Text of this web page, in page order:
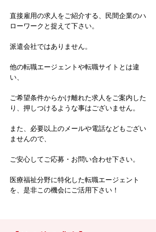
直接雇用の求人をご紹介する、民間企業のハ
ローワークと捉えて下さい。
派遣会社ではありません。
他の転職エージェントや転職サイトとは違
い、
ご希望条件からかけ離れた求人をご案内した
り、押しつけるような事はございません。
また、必要以上のメールや電話などもござい
ませんので、
ご安心してご応募・お問い合わせ下さい。
医療福祉分野に特化した転職エージェント
を、是非この機会にご活用下さい！